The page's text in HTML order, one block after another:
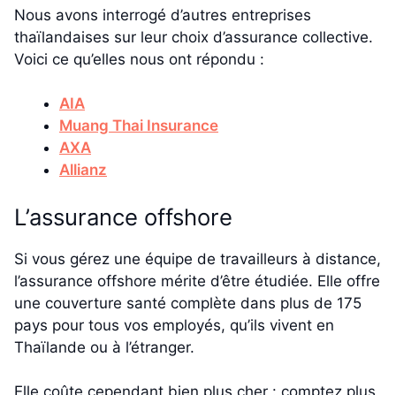
Nous avons interrogé d’autres entreprises
thaïlandaises sur leur choix d’assurance collective.
Voici ce qu’elles nous ont répondu :
AIA
Muang Thai Insurance
AXA
Allianz
L’assurance offshore
Si vous gérez une équipe de travailleurs à distance,
l’assurance offshore mérite d’être étudiée. Elle offre
une couverture santé complète dans plus de 175
pays pour tous vos employés, qu’ils vivent en
Thaïlande ou à l’étranger.